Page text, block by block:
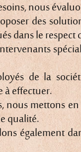
nous
des
dans le respect
de la
à effectuer.
nous mettons
qualité.
également